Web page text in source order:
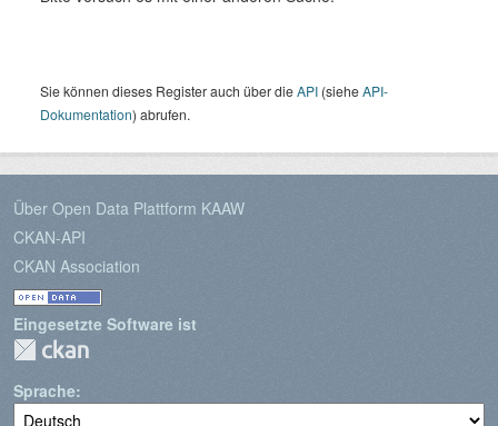
Sie können dieses Register auch über dieAPI (sieheAPI-
Dokumentation) abrufen.
Über Open Data Plattform KAAW
CKAN-API
CKAN Association
Eingesetzte Software ist
Sprache